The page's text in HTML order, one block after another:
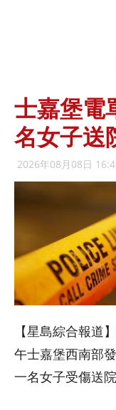
士嘉堡
名女子送
2026年08月08日
【星島綜合報道】
午士嘉堡西南部
一名女子受傷送院